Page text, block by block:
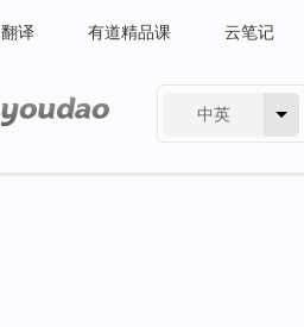
翻译 有道精品课 云笔记
中英